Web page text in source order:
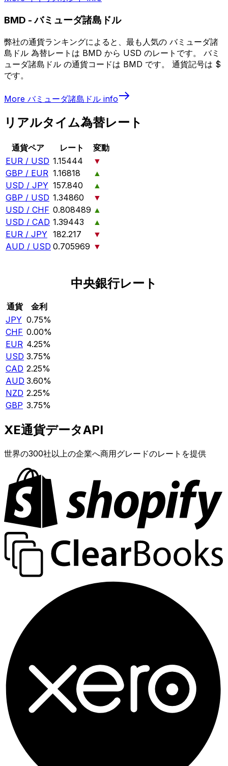
BMD -バミューダ諸島ドル
弊社の通貨ランキングによると、最も人気の バミューダ諸
島ドル 為替レートは BMD から USD のレートです。 バミ
ューダ諸島ドル の通貨コードは BMD です。 通貨記号は $
です。
More バミューダ諸島ドル info
リアルタイム為替レート
通貨ペア レート
変動
EUR / USD 1.15444
▼
GBP / EUR 1.16818
▲
USD / JPY 157.840
▲
GBP / USD 1.34860
▼
USD / CHF 0.808489 ▲
USD / CAD 1.39443
▲
EUR / JPY 182.217
▼
AUD / USD 0.705969 ▼
中央銀行レート
通貨
金利
JPY 0.75%
CHF 0.00%
EUR 4.25%
USD 3.75%
CAD 2.25%
AUD 3.60%
NZD 2.25%
GBP 3.75%
XE通貨データAPI
世界の300社以上の企業へ商用グレードのレートを提供